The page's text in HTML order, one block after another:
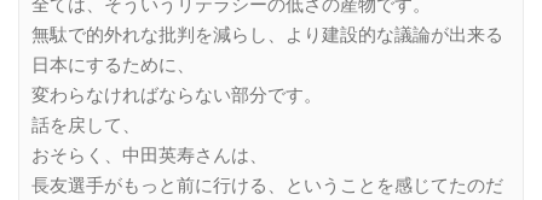
全ては、そういうリテラシーの低さの産物です。
無駄で的外れな批判を減らし、より建設的な議論が出来る
日本にするために、
変わらなければならない部分です。
話を戻して、
おそらく、中田英寿さんは、
長友選手がもっと前に行ける、ということを感じてたのだ